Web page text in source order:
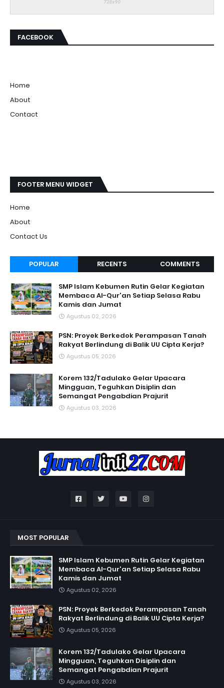
FACEBOOK
Home
About
Contact
FOOTER MENU WIDGET
Home
About
Contact Us
POPULAR RECENTS COMMENTS
SMP Islam Kebumen Rutin Gelar Kegiatan
Membaca Al-Qur'an Setiap Selasa Rabu
Kamis dan Jumat
Agustus 02, 2026
PSN: Proyek Berkedok Perampasan Tanah
Rakyat Berlindung di Balik UU Cipta Kerja?
Agustus 05, 2026
Korem 132/Tadulako Gelar Upacara
Mingguan, Teguhkan Disiplin dan
Semangat Pengabdian Prajurit
Agustus 03, 2026
MOST POPULAR
SMP Islam Kebumen Rutin Gelar Kegiatan
Membaca Al-Qur'an Setiap Selasa Rabu
Kamis dan Jumat
Agustus 02, 2026
PSN: Proyek Berkedok Perampasan Tanah
Rakyat Berlindung di Balik UU Cipta Kerja?
Agustus 05, 2026
Korem 132/Tadulako Gelar Upacara
Mingguan, Teguhkan Disiplin dan
Semangat Pengabdian Prajurit
Agustus 03, 2026